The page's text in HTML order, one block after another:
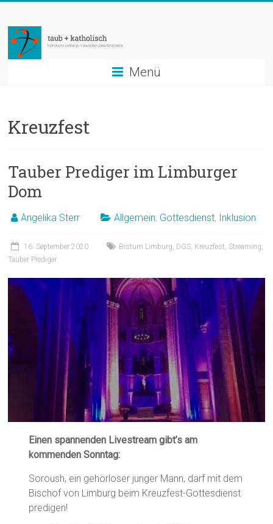
springen
taub
+
katholisch
in
Menü
Kreuzfest
Tauber Prediger im Limburger
Dom
Angelika Sterr Allgemein, Gottesdienst, Inklusion
16. September 2020 Bistum Limburg DGS Kreuzfest Streaming
Tauber Prediger
Einen spannenden Livestream gibt’s am
kommenden Sonntag:
Soroush, ein gehörloser junger Mann, darf mit dem
Bischof von Limburg beim Kreuzfest-Gottesdienst
predigen!